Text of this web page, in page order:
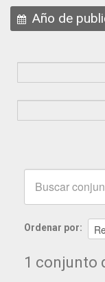
Año de
Ordenar por
1 conjunto